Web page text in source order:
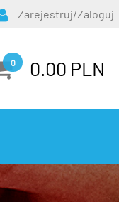
Zarejestruj/Zaloguj
0 0.00 PLN